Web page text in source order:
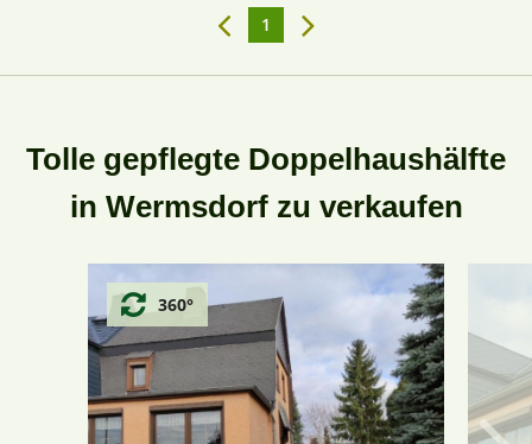
1
Tolle gepflegte Doppelhaushälfte
in Wermsdorf zu verkaufen
360°